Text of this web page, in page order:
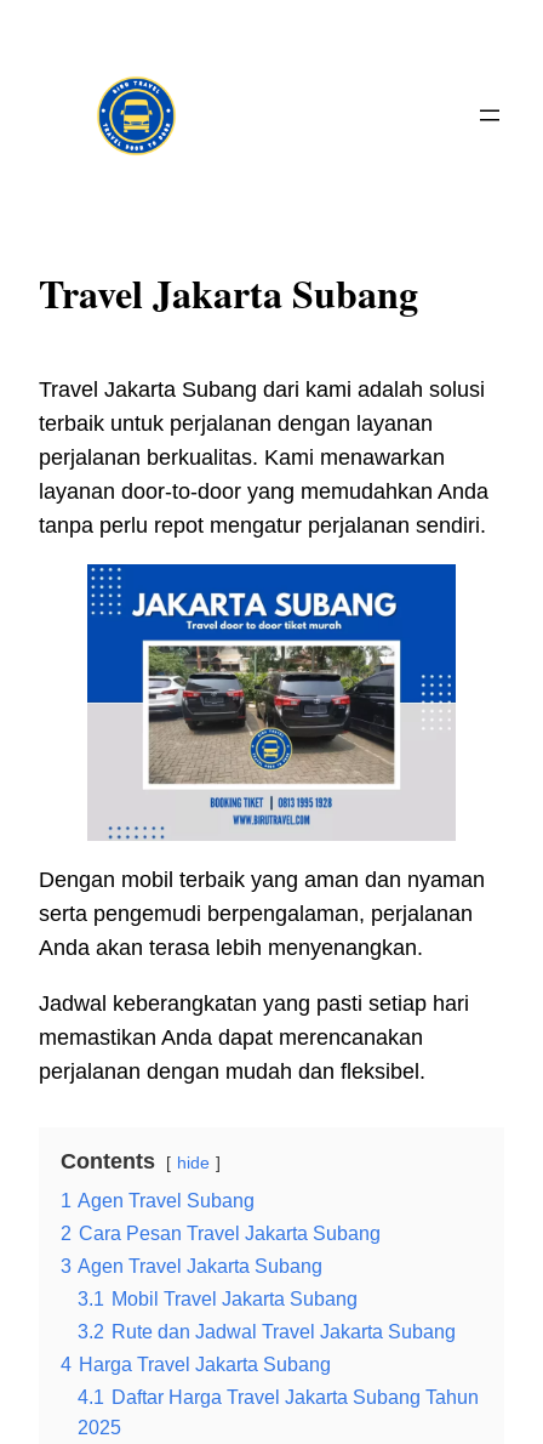
Travel Jakarta Subang
Travel Jakarta Subang dari kami adalah solusi
terbaik untuk perjalanan dengan layanan
perjalanan berkualitas. Kami menawarkan
layanan door-to-door yang memudahkan Anda
tanpa perlu repot mengatur perjalanan sendiri.
Dengan mobil terbaik yang aman dan nyaman
serta pengemudi berpengalaman, perjalanan
Anda akan terasa lebih menyenangkan.
Jadwal keberangkatan yang pasti setiap hari
memastikan Anda dapat merencanakan
perjalanan dengan mudah dan fleksibel.
Contents hide
1 Agen Travel Subang
2 Cara Pesan Travel Jakarta Subang
3 Agen Travel Jakarta Subang
3.1 Mobil Travel Jakarta Subang
3.2 Rute dan Jadwal Travel Jakarta Subang
4 Harga Travel Jakarta Subang
4.1 Daftar Harga Travel Jakarta Subang Tahun
2025